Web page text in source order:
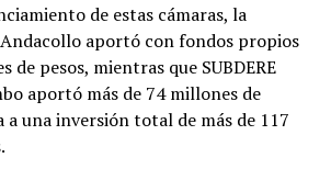
de estas cámaras, la
aportó con fondos propios
de pesos, mientras que SUBDERE
aportó más de 74 millones de
a una inversión total de más de 117